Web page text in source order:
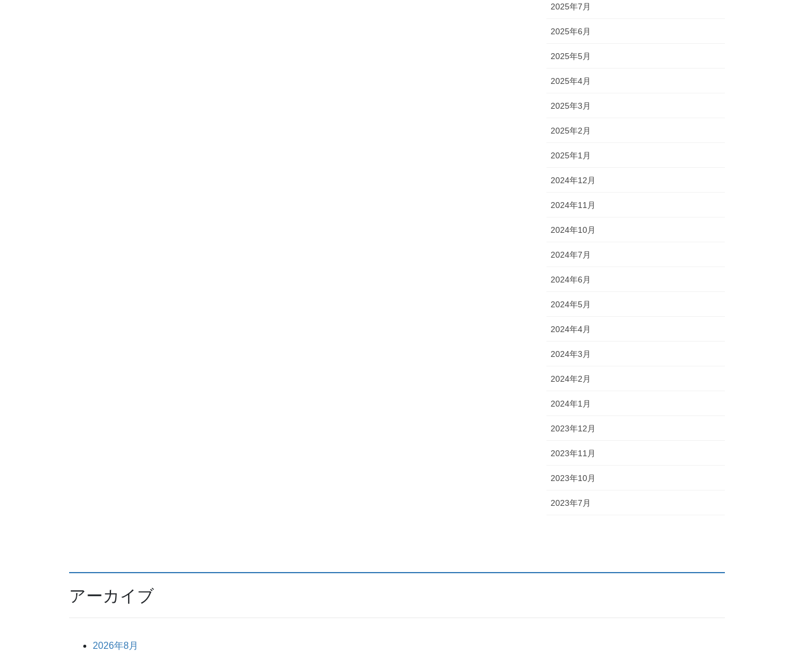
2025年7月
2025年6月
2025年5月
2025年4月
2025年3月
2025年2月
2025年1月
2024年12月
2024年11月
2024年10月
2024年7月
2024年6月
2024年5月
2024年4月
2024年3月
2024年2月
2024年1月
2023年12月
2023年11月
2023年10月
2023年7月
アーカイブ
2026年8月